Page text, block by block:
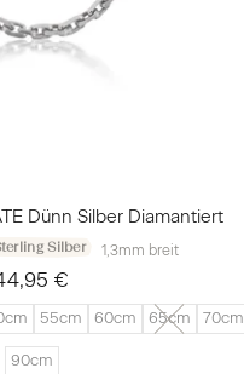
Dünn Silber Diamantiert
Silber 1,3mm breit
€
55cm 60cm 65cm 70cm
90cm